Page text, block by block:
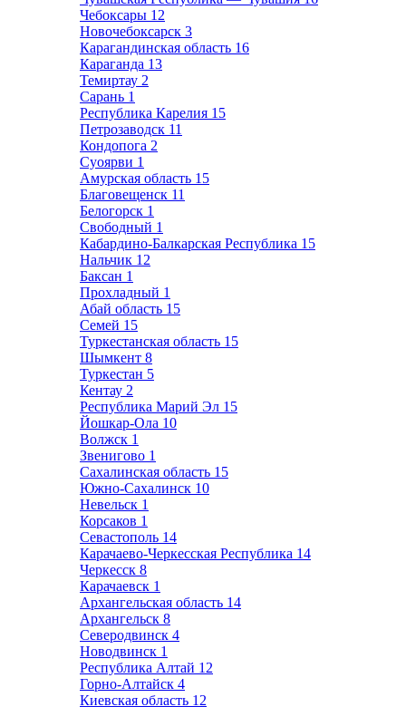
Чебоксары 12
Новочебоксарск 3
Карагандинская область 16
Караганда 13
Темиртау 2
Сарань 1
Республика Карелия 15
Петрозаводск 11
Кондопога 2
Суоярви 1
Амурская область 15
Благовещенск 11
Белогорск 1
Свободный 1
Кабардино-Балкарская Республика 15
Нальчик 12
Баксан 1
Прохладный 1
Абай область 15
Семей 15
Туркестанская область 15
Шымкент 8
Туркестан 5
Кентау 2
Республика Марий Эл 15
Йошкар-Ола 10
Волжск 1
Звенигово 1
Сахалинская область 15
Южно-Сахалинск 10
Невельск 1
Корсаков 1
Севастополь 14
Карачаево-Черкесская Республика 14
Черкесск 8
Карачаевск 1
Архангельская область 14
Архангельск 8
Северодвинск 4
Новодвинск 1
Республика Алтай 12
Горно-Алтайск 4
Киевская область 12